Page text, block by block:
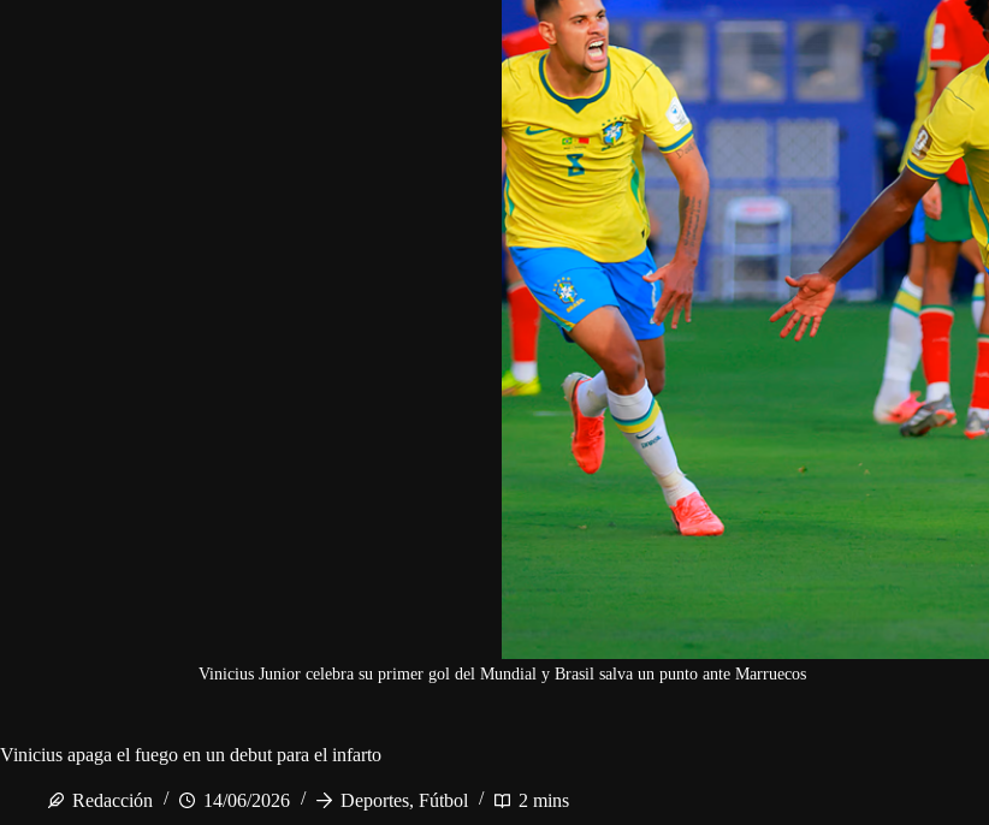
Vinicius Junior celebra su primer gol del Mundial y Brasil salva un punto ante Marruecos
Vinicius apaga el fuego en un debut para el infarto
Redacción 14/06/2026 Deportes, Fútbol 2 mins